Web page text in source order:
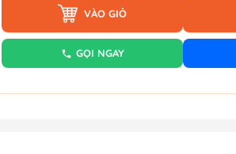
VÀO GIỎ
GỌI NGAY